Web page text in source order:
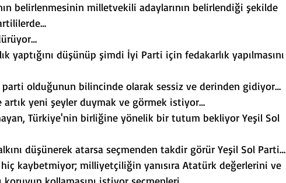
belirlenmesinin milletvekili adaylarının belirlendiği şekilde
yaptığını düşünüp şimdi İyi Parti için fedakarlık yapılmasını
parti olduğunun bilincinde olarak sessiz ve derinden gidiyor…
artık yeni şeyler duymak ve görmek istiyor…
Türkiye'nin birliğine yönelik bir tutum bekliyor Yeşil Sol
düşünerek atarsa seçmenden takdir görür Yeşil Sol Parti…
hiç kaybetmiyor; milliyetçiliğin yanısıra Atatürk değerlerini ve